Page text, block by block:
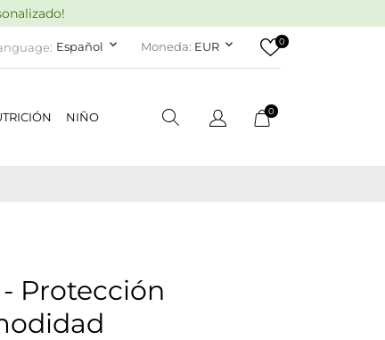
Español keyboard_arrow_down Moneda: EUR keyboard_arrow_down 0
NIÑO 0
Protección